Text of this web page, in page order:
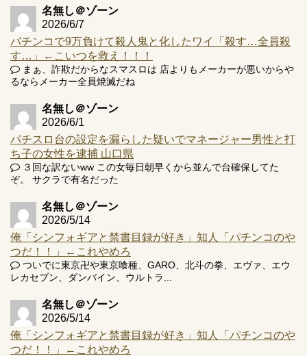
井の軽い絆？
Powered by livedoor 相互RSS
名無し＠ゾーン
2026/6/7
パチンコで9万負けて殺人鬼と化したワイ「殺す…全員殺
す…」←こいつを救え！！！
まぁ、詐欺だからなスマスロは 店よりもメーカーが悪いからや
るならメーカー全員焼滅だね
名無し＠ゾーン
2026/6/1
パチスロ台の設定を漏らした疑いでマネージャー男性と打
ち子の女性を逮捕 山口県
３回な訳ないww この女毎日朝早くから並んで台確保してた
ぞ。 サクラで有名だった
名無し＠ゾーン
2026/5/14
俺「シンフォギアと禁書目録が好き」知人「パチンコのや
つだ！！」←これやめろ
ついでに東京卍や東京喰種、GARO、北斗の拳、エヴァ、エウ
レカセブン、ダンバイン、ウルトラ...
名無し＠ゾーン
2026/5/14
俺「シンフォギアと禁書目録が好き」知人「パチンコのや
つだ！！」←これやめろ